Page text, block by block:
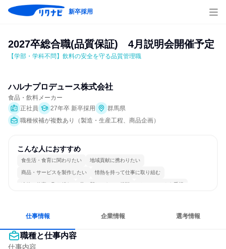
新卒採用
2027卒総合職(品質保証)　4月説明会開催予定
【学部・学科不問】飲料の安全を守る品質管理職
ハルナプロデュース株式会社
食品・飲料メーカー
正社員
27年卒 新卒採用
群馬県
職種候補が複数あり（製造・生産工程、商品企画）
こんな人におすすめ
食生活・食育に関わりたい 地域貢献に携わりたい
商品・サービスを製作したい 情熱を持って仕事に取り組む
冷静に仕事に取り組む 常に新しいものに挑戦 チームワークを重視
仕事情報 企業情報 選考情報
職種と仕事内容
仕事内容